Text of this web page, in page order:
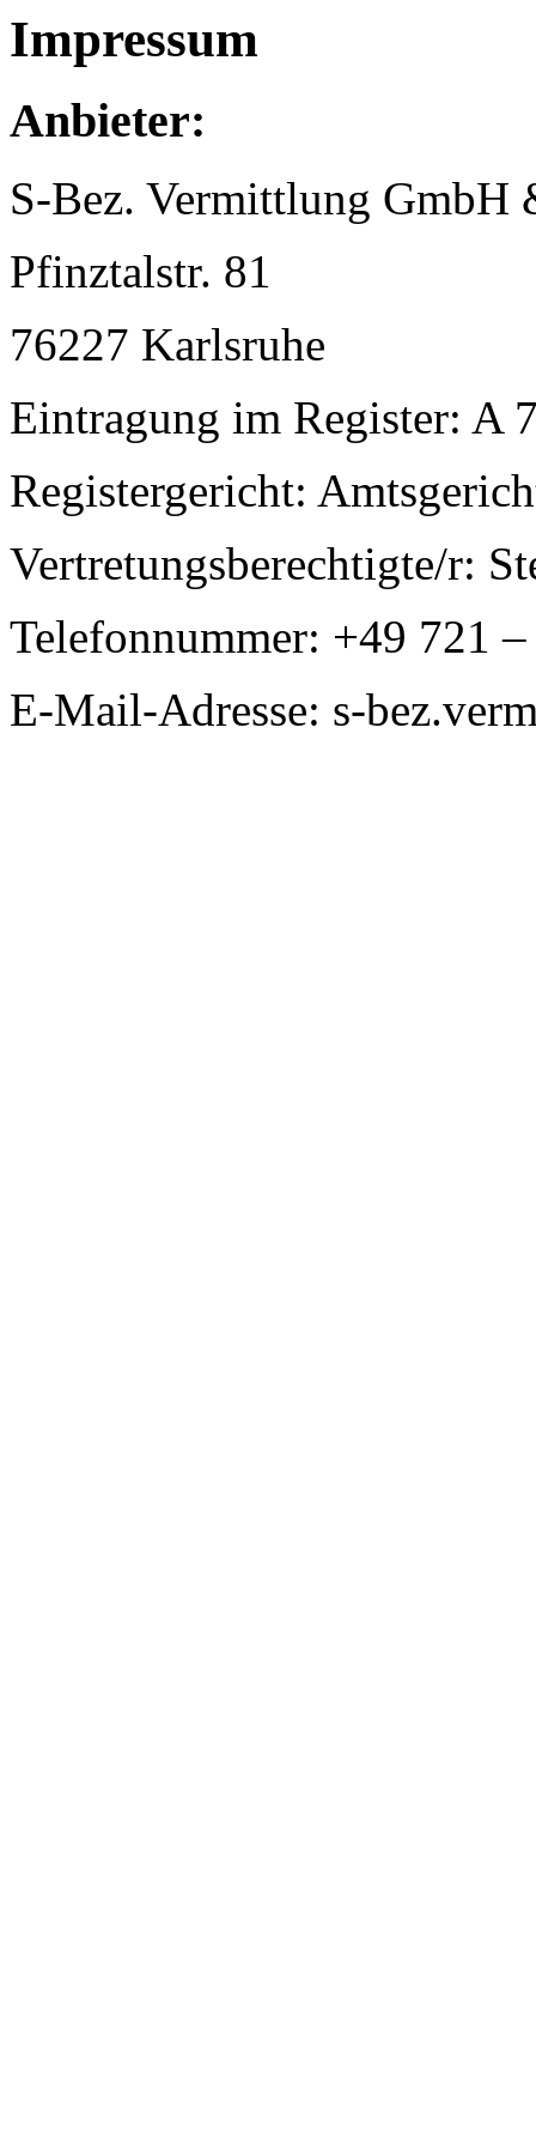
Impressum
Anbieter:
S-Bez. Vermittlung GmbH
Pfinztalstr. 81
76227 Karlsruhe
Eintragung im Register: A
Registergericht:
Vertretungsberechtigte/r:
Telefonnummer: +49 721
E-Mail-Adresse: s-